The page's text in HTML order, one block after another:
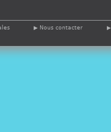
Nous contacter